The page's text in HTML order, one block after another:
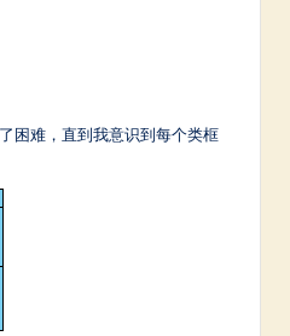
困难，直到我意识到每个类框